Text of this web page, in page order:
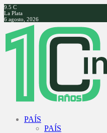
9.5 C
La Plata
6 agosto, 2026
Facebook
Twitter
Instagram
Youtube
PAÍS
PAÍS